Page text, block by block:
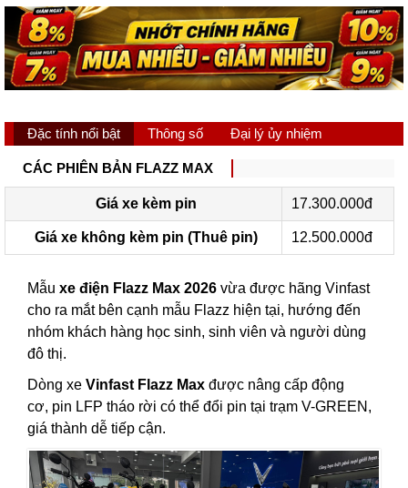
Đặc tính nổi bật Thông số Đại lý ủy nhiệm
CÁC PHIÊN BẢN FLAZZ MAX
Giá xe kèm pin 17.300.000đ
Giá xe không kèm pin (Thuê pin) 12.500.000đ
Mẫu xe điện Flazz Max 2026 vừa được hãng Vinfast
cho ra mắt bên cạnh mẫu Flazz hiện tại, hướng đến
nhóm khách hàng học sinh, sinh viên và người dùng
đô thị.
Dòng xe Vinfast Flazz Max được nâng cấp động
cơ, pin LFP tháo rời có thể đổi pin tại trạm V-GREEN,
giá thành dễ tiếp cận.